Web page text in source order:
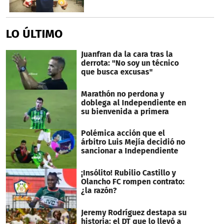
LO ÚLTIMO
Juanfran da la cara tras la
derrota: "No soy un técnico
que busca excusas"
Marathón no perdona y
doblega al Independiente en
su bienvenida a primera
Polémica acción que el
árbitro Luis Mejía decidió no
sancionar a Independiente
¡Insólito! Rubilio Castillo y
Olancho FC rompen contrato:
¿la razón?
Jeremy Rodríguez destapa su
historia: el DT que lo llevó a